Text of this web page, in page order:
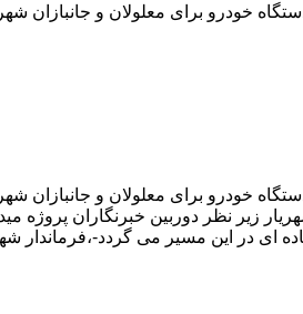
خودرو برای معلولان و جانبازان
خودرو برای معلولان و جانبازان
زیر نظر دوربین خبرنگاران
ای در این مسیر می گردد-،فرماندار